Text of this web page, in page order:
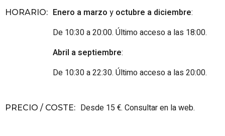
HORARIO: Enero a marzo y octubre a diciembre:
De 10:30 a 20:00. Último acceso a las 18:00.
Abril a septiembre:
De 10:30 a 22:30. Último acceso a las 20:00.
PRECIO / COSTE: Desde 15 €. Consultar en la web.